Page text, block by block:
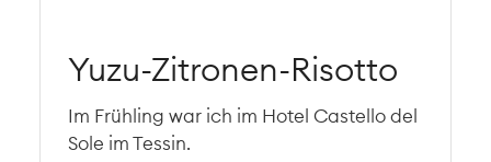
Yuzu-Zitronen-Risotto
Im Frühling war ich im Hotel Castello del
Sole im Tessin.